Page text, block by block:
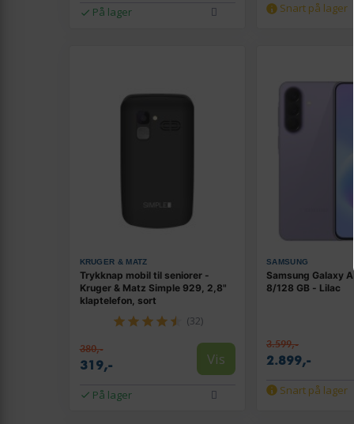
På lager Snart på lager
KRUGER & MATZ
Trykknap mobil til seniorer -
Kruger & Matz Simple 929, 2,8"
klaptelefon, sort
(32)
380,-
319,- Vis
På lager
SAMSUNG
Samsung Galaxy
8/128 GB - Lilac
3.599,-
2.899,-
Snart på lager